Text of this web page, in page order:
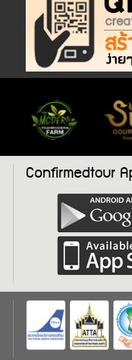
Confirmedtour